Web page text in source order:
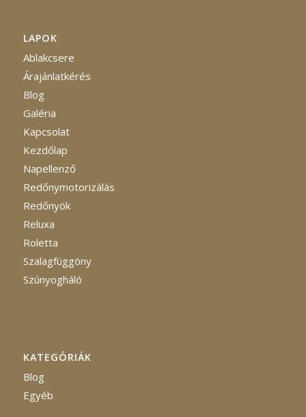
LAPOK
Ablakcsere
Árajánlatkérés
Blog
Galéria
Kapcsolat
Kezdőlap
Napellenző
Redőnymotorizálás
Redőnyök
Reluxa
Roletta
Szalagfüggöny
Szúnyogháló
KATEGÓRIÁK
Blog
Egyéb